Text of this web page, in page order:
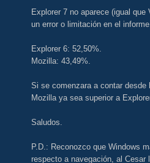
Explorer 7 no aparece (igual
un error o limitación en el informe.
Explorer 6: 52,50%.
Mozilla: 43,49%.
Si se comenzara a contar
Mozilla ya sea superior a
Saludos.
P.D.: Reconozco que Windows
respecto a navegación, al Cesar